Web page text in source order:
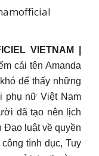
VIETNAM |
cái tên Amanda
để thấy những
phụ nữ Việt Nam
đã tạo nên lịch
Đạo luật về quyền
tình dục, Tuy